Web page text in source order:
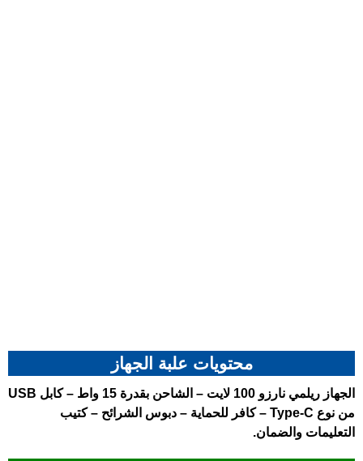
محتويات علبة الجهاز
الجهاز ريلمي نارزو 100 لايت
– الشاحن بقدرة 15 واط – كابل USB
من نوع Type-C – كافر للحماية – دبوس الشرائح – كتيب
التعليمات والضمان.